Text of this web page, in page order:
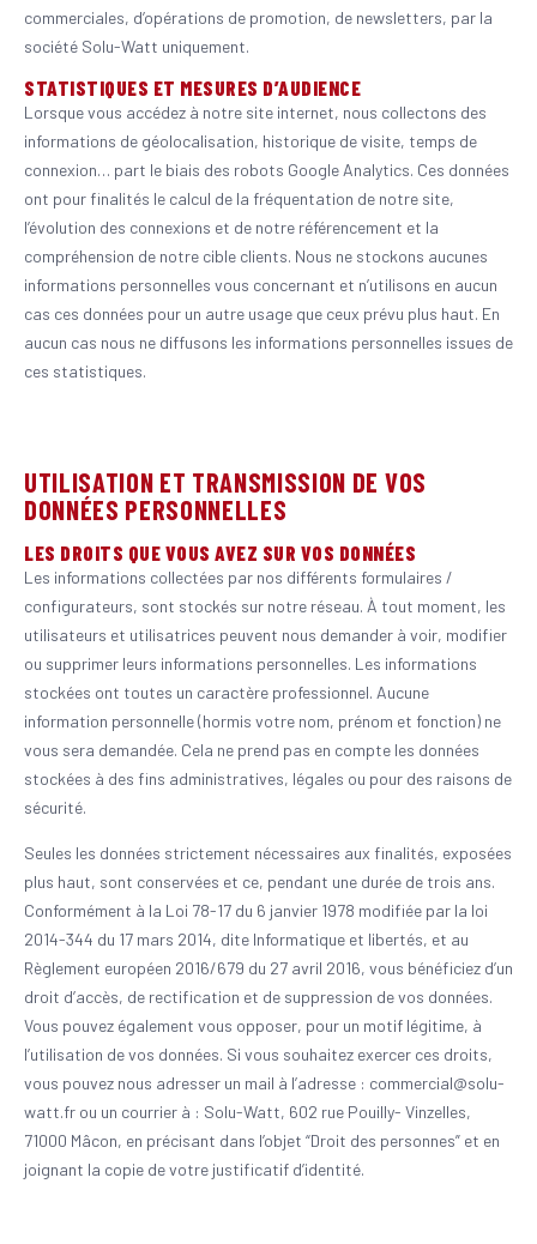
commerciales, d’opérations de promotion, de newsletters, par la
société Solu-Watt uniquement.
STATISTIQUES ET MESURES D’AUDIENCE
Lorsque vous accédez à notre site internet, nous collectons des
informations de géolocalisation, historique de visite, temps de
connexion… part le biais des robots Google Analytics. Ces données
ont pour finalités le calcul de la fréquentation de notre site,
l’évolution des connexions et de notre référencement et la
compréhension de notre cible clients. Nous ne stockons aucunes
informations personnelles vous concernant et n’utilisons en aucun
cas ces données pour un autre usage que ceux prévu plus haut. En
aucun cas nous ne diffusons les informations personnelles issues de
ces statistiques.
UTILISATION ET TRANSMISSION DE VOS
DONNÉES PERSONNELLES
LES DROITS QUE VOUS AVEZ SUR VOS DONNÉES
Les informations collectées par nos différents formulaires /
configurateurs, sont stockés sur notre réseau. À tout moment, les
utilisateurs et utilisatrices peuvent nous demander à voir, modifier
ou supprimer leurs informations personnelles. Les informations
stockées ont toutes un caractère professionnel. Aucune
information personnelle (hormis votre nom, prénom et fonction) ne
vous sera demandée. Cela ne prend pas en compte les données
stockées à des fins administratives, légales ou pour des raisons de
sécurité.
Seules les données strictement nécessaires aux finalités, exposées
plus haut, sont conservées et ce, pendant une durée de trois ans.
Conformément à la Loi 78-17 du 6 janvier 1978 modifiée par la loi
2014-344 du 17 mars 2014, dite Informatique et libertés, et au
Règlement européen 2016/679 du 27 avril 2016, vous bénéficiez d’un
droit d’accès, de rectification et de suppression de vos données.
Vous pouvez également vous opposer, pour un motif légitime, à
l’utilisation de vos données. Si vous souhaitez exercer ces droits,
vous pouvez nous adresser un mail à l’adresse : commercial@solu-
watt.fr ou un courrier à : Solu-Watt, 602 rue Pouilly- Vinzelles,
71000 Mâcon, en précisant dans l’objet “Droit des personnes” et en
joignant la copie de votre justificatif d’identité.